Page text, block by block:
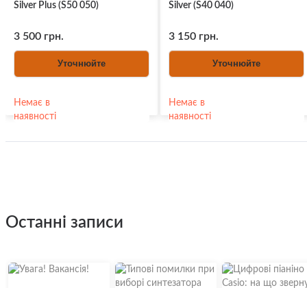
Silver Plus (S50 050)
3 500 грн.
Уточнюйте
Немає в
наявності
Silver (S40 040)
3 150 грн.
Уточнюйте
Немає в
наявності
останні записи